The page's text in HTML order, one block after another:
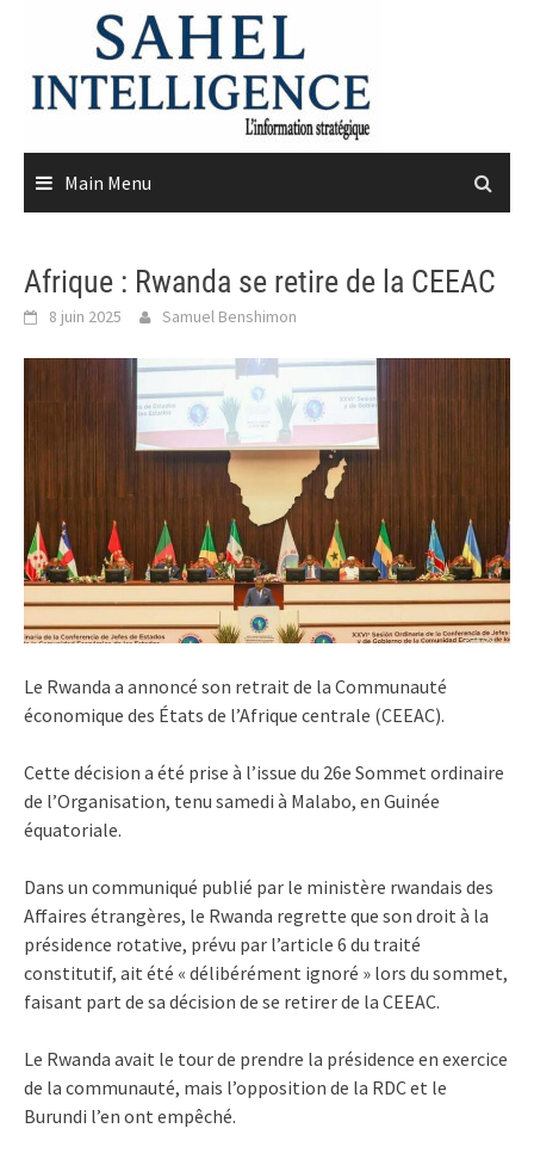
content
Main Menu
Afrique : Rwanda se retire de la CEEAC
8 juin 2025 Samuel Benshimon
Le Rwanda a annoncé son retrait de la Communauté
économique des États de l’Afrique centrale (CEEAC).
Cette décision a été prise à l’issue du 26e Sommet ordinaire
de l’Organisation, tenu samedi à Malabo, en Guinée
équatoriale.
Dans un communiqué publié par le ministère rwandais des
Affaires étrangères, le Rwanda regrette que son droit à la
présidence rotative, prévu par l’article 6 du traité
constitutif, ait été « délibérément ignoré » lors du sommet,
faisant part de sa décision de se retirer de la CEEAC.
Le Rwanda avait le tour de prendre la présidence en exercice
de la communauté, mais l’opposition de la RDC et le
Burundi l’en ont empêché.